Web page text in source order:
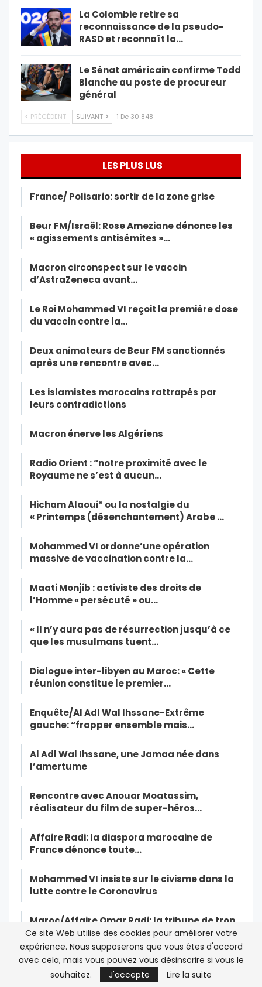
La Colombie retire sa
reconnaissance de la pseudo-
RASD et reconnaît la…
Le Sénat américain confirme Todd
Blanche au poste de procureur
général
PRÉCÉDENT SUIVANT 1 De 30 848
LES PLUS LUS
France/ Polisario: sortir de la zone grise
Beur FM/Israël: Rose Ameziane dénonce les
« agissements antisémites »…
Macron circonspect sur le vaccin
d’AstraZeneca avant…
Le Roi Mohammed VI reçoit la première dose
du vaccin contre la…
Deux animateurs de Beur FM sanctionnés
après une rencontre avec…
Les islamistes marocains rattrapés par
leurs contradictions
Macron énerve les Algériens
Radio Orient : “notre proximité avec le
Royaume ne s’est à aucun…
Hicham Alaoui* ou la nostalgie du
« Printemps (désenchantement) Arabe …
Mohammed VI ordonne’une opération
massive de vaccination contre la…
Maati Monjib : activiste des droits de
l’Homme « persécuté » ou…
« Il n’y aura pas de résurrection jusqu’à ce
que les musulmans tuent…
Dialogue inter-libyen au Maroc: « Cette
réunion constitue le premier…
Enquête/Al Adl Wal Ihssane-Extrême
gauche: “frapper ensemble mais…
Al Adl Wal Ihssane, une Jamaa née dans
l’amertume
Rencontre avec Anouar Moatassim,
réalisateur du film de super-héros…
Affaire Radi: la diaspora marocaine de
France dénonce toute…
Mohammed VI insiste sur le civisme dans la
lutte contre le Coronavirus
Maroc/Affaire Omar Radi: la tribune de trop
pour Orient XXI
Affaire Radi/Viol: « Je sentais son odeur
d’alcool, sa…
Ce site Web utilise des cookies pour améliorer votre
expérience. Nous supposerons que vous êtes d'accord
avec cela, mais vous pouvez vous désinscrire si vous le
souhaitez.
J'accepte Lire la suite